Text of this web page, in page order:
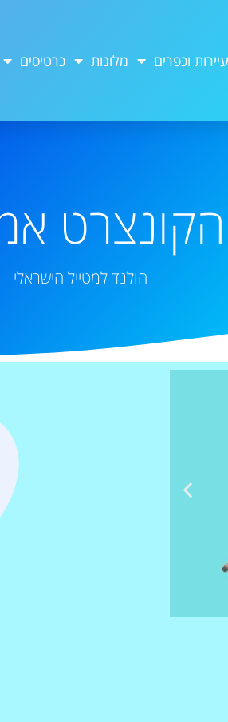
עיירות וכפרים מלונות כרטיסים
הולנד למטייל הישראלי